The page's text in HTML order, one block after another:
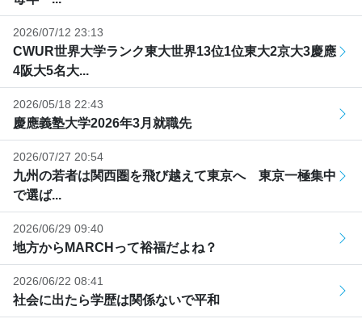
2026/07/12 23:13
CWUR世界大学ランク東大世界13位1位東大2京大3慶應
4阪大5名大...
2026/05/18 22:43
慶應義塾大学2026年3月就職先
2026/07/27 20:54
九州の若者は関西圏を飛び越えて東京へ 東京一極集中
で選ば...
2026/06/29 09:40
地方からMARCHって裕福だよね？
2026/06/22 08:41
社会に出たら学歴は関係ないで平和